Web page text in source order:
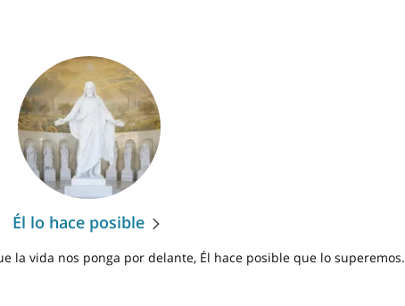
Él lo hace posible
la vida nos ponga por delante, Él hace posible que lo superemos.